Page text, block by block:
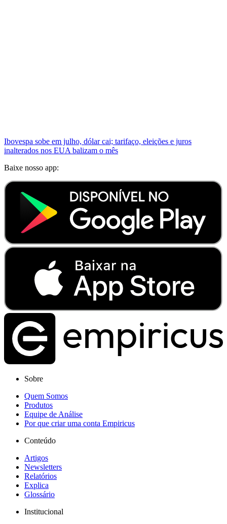
Ibovespa sobe em julho, dólar cai; tarifaço, eleições e juros
inalterados nos EUA balizam o mês
Baixe nosso app:
Sobre
Quem Somos
Produtos
Equipe de Análise
Por que criar uma conta Empiricus
Conteúdo
Artigos
Newsletters
Relatórios
Explica
Glossário
Institucional